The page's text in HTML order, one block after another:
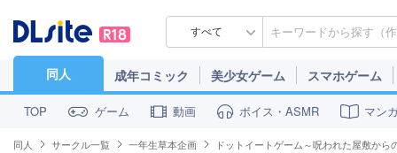
すべて
同人 成年コミック 美少女ゲーム スマホゲーム
TOP ゲーム 動画 ボイス・ASMR マン
同人 サークル一覧 一年生草本企画 ドットイートゲーム～呪われた屋敷から